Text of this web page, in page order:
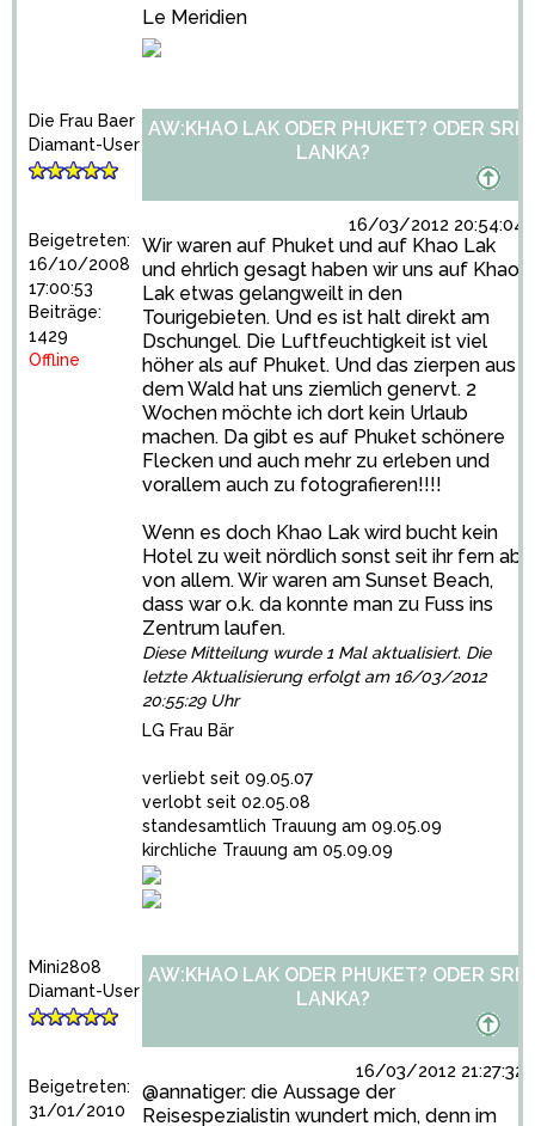
Le Meridien
Die Frau Baer
Diamant-User
Beigetreten:
16/10/2008
17:00:53
Beiträge:
1429
Offline
AW:KHAO LAK ODER PHUKET? ODER SRI
LANKA?
16/03/2012 20:54:04
Wir waren auf Phuket und auf Khao Lak
und ehrlich gesagt haben wir uns auf Khao
Lak etwas gelangweilt in den
Tourigebieten. Und es ist halt direkt am
Dschungel. Die Luftfeuchtigkeit ist viel
höher als auf Phuket. Und das zierpen aus
dem Wald hat uns ziemlich genervt. 2
Wochen möchte ich dort kein Urlaub
machen. Da gibt es auf Phuket schönere
Flecken und auch mehr zu erleben und
vorallem auch zu fotografieren!!!!
Wenn es doch Khao Lak wird bucht kein
Hotel zu weit nördlich sonst seit ihr fern ab
von allem. Wir waren am Sunset Beach,
dass war o.k. da konnte man zu Fuss ins
Zentrum laufen.
Diese Mitteilung wurde 1 Mal aktualisiert. Die
letzte Aktualisierung erfolgt am 16/03/2012
20:55:29 Uhr
LG Frau Bär
verliebt seit 09.05.07
verlobt seit 02.05.08
standesamtlich Trauung am 09.05.09
kirchliche Trauung am 05.09.09
Mini2808
Diamant-User
Beigetreten:
31/01/2010
AW:KHAO LAK ODER PHUKET? ODER SRI
LANKA?
16/03/2012 21:27:32
@annatiger: die Aussage der
Reisespezialistin wundert mich, denn im